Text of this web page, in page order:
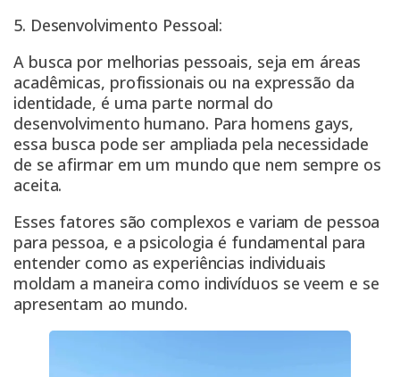
5. Desenvolvimento Pessoal:
A busca por melhorias pessoais, seja em áreas
acadêmicas, profissionais ou na expressão da
identidade, é uma parte normal do
desenvolvimento humano. Para homens gays,
essa busca pode ser ampliada pela necessidade
de se afirmar em um mundo que nem sempre os
aceita.
Esses fatores são complexos e variam de pessoa
para pessoa, e a psicologia é fundamental para
entender como as experiências individuais
moldam a maneira como indivíduos se veem e se
apresentam ao mundo.